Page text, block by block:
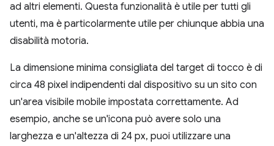
ad altri elementi. Questa funzionalità è utile per tutti gli
utenti, ma è particolarmente utile per chiunque abbia una
disabilità motoria.
La dimensione minima consigliata del target di tocco è di
circa 48 pixel indipendenti dal dispositivo su un sito con
un'area visibile mobile impostata correttamente. Ad
esempio, anche se un'icona può avere solo una
larghezza e un'altezza di 24 px, puoi utilizzare una